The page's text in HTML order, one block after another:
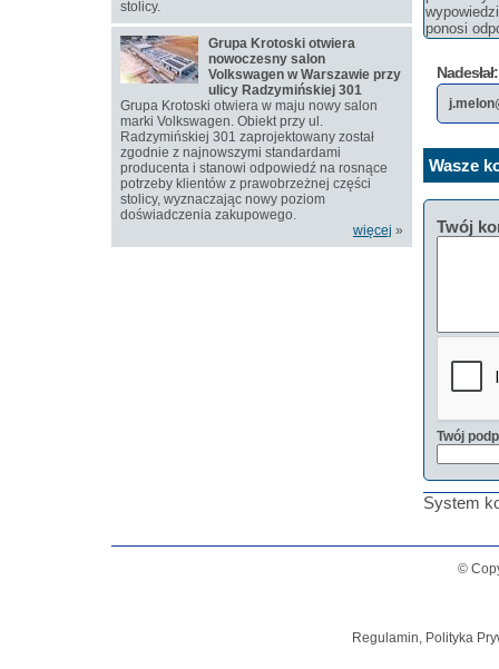
ponosi
Nadesłał:
Wasze
Twój
Twój
System
stolicy.
Grupa Krotoski otwiera
nowoczesny salon
Volkswagen w Warszawie przy
ulicy Radzymińskiej 301
Grupa Krotoski otwiera w maju nowy salon
marki Volkswagen. Obiekt przy ul.
Radzymińskiej 301 zaprojektowany został
zgodnie z najnowszymi standardami
producenta i stanowi odpowiedź na rosnące
potrzeby klientów z prawobrzeżnej części
stolicy, wyznaczając nowy poziom
doświadczenia zakupowego.
więcej »
©
Regulamin, Polityka